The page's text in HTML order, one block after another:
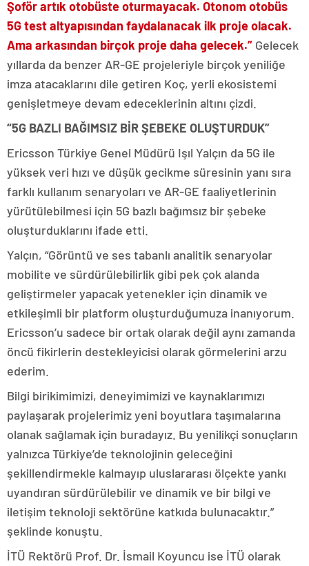
Şoför artık otobüste oturmayacak. Otonom otobüs
5G test altyapısından faydalanacak ilk proje olacak.
Ama arkasından birçok proje daha gelecek.” Gelecek
yıllarda da benzer AR-GE projeleriyle birçok yeniliğe
imza atacaklarını dile getiren Koç, yerli ekosistemi
genişletmeye devam edeceklerinin altını çizdi.
“5G BAZLI BAĞIMSIZ BİR ŞEBEKE OLUŞTURDUK”
Ericsson Türkiye Genel Müdürü Işıl Yalçın da 5G ile
yüksek veri hızı ve düşük gecikme süresinin yanı sıra
farklı kullanım senaryoları ve AR-GE faaliyetlerinin
yürütülebilmesi için 5G bazlı bağımsız bir şebeke
oluşturduklarını ifade etti.
Yalçın, “Görüntü ve ses tabanlı analitik senaryolar
mobilite ve sürdürülebilirlik gibi pek çok alanda
geliştirmeler yapacak yetenekler için dinamik ve
etkileşimli bir platform oluşturduğumuza inanıyorum.
Ericsson’u sadece bir ortak olarak değil aynı zamanda
öncü fikirlerin destekleyicisi olarak görmelerini arzu
ederim.
Bilgi birikimimizi, deneyimimizi ve kaynaklarımızı
paylaşarak projelerimiz yeni boyutlara taşımalarına
olanak sağlamak için buradayız. Bu yenilikçi sonuçların
yalnızca Türkiye’de teknolojinin geleceğini
şekillendirmekle kalmayıp uluslararası ölçekte yankı
uyandıran sürdürülebilir ve dinamik ve bir bilgi ve
iletişim teknoloji sektörüne katkıda bulunacaktır.”
şeklinde konuştu.
İTÜ Rektörü Prof. Dr. İsmail Koyuncu ise İTÜ olarak